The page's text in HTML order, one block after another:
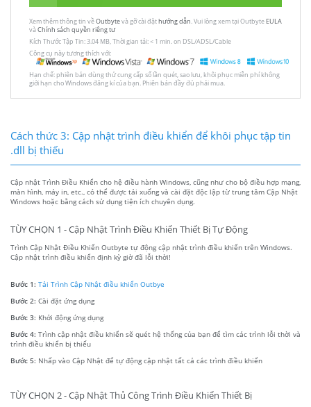
Xem thêm thông tin vềOutbytevà gỡ cài đặthướng dẫn. Vui lòng xem tại Outbyte EULA
vàChính sách quyền riêng tư
Kích Thước Tập Tin: 3.04 MB, Thời gian tải: < 1 min. on DSL/ADSL/Cable
Công cụ này tương thích với:
Hạn chế: phiên bản dùng thử cung cấp số lần quét, sao lưu, khôi phục miễn phí không
giới hạn cho Windows đăng kí của bạn. Phiên bản đầy đủ phải mua.
Cách thức 3: Cập nhật trình điều khiển để khôi phục tập tin
.dll bị thiếu
Cập nhật Trình Điều Khiển cho hệ điều hành Windows, cũng như cho bộ điều hợp mạng,
màn hình, máy in, etc., có thể được tải xuống và cài đặt độc lập từ trung tâm Cập Nhật
Windows hoặc bằng cách sử dụng tiện ích chuyên dụng.
TÙY CHỌN 1 - Cập Nhật Trình Điều Khiển Thiết Bị Tự Động
Trình Cập Nhật Điều Khiển Outbyte tự động cập nhật trình điều khiển trên Windows.
Cập nhật trình điều khiển định kỳ giờ đã lỗi thời!
Bước 1: Tải Trình Cập Nhật điều khiển Outbye
Bước 2: Cài đặt ứng dụng
Bước 3: Khởi động ứng dụng
Bước 4: Trình cập nhật điều khiển sẽ quét hệ thống của bạn để tìm các trình lỗi thời và
trình điều khiển bị thiếu
Bước 5: Nhấp vào Cập Nhật để tự động cập nhật tất cả các trình điều khiển
TÙY CHỌN 2 - Cập Nhật Thủ Công Trình Điều Khiển Thiết Bị